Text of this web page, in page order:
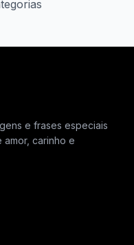
e frases especiais
amor, carinho e